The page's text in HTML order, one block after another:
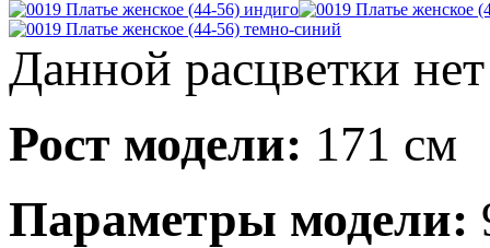
Данной расцветки
Рост модели: 171 см
Параметры модели: